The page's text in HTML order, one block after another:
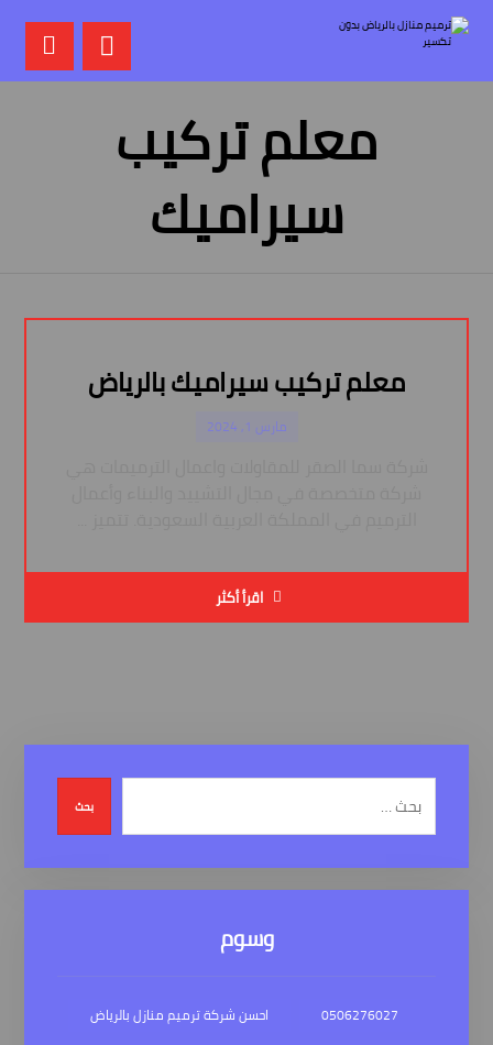
معلم تركيب
سيراميك
معلم تركيب سيراميك بالرياض
مارس 1, 2024
اقرأ أكثر
بحث
وسوم
0506276027
احسن شركة ترميم منازل بالرياض